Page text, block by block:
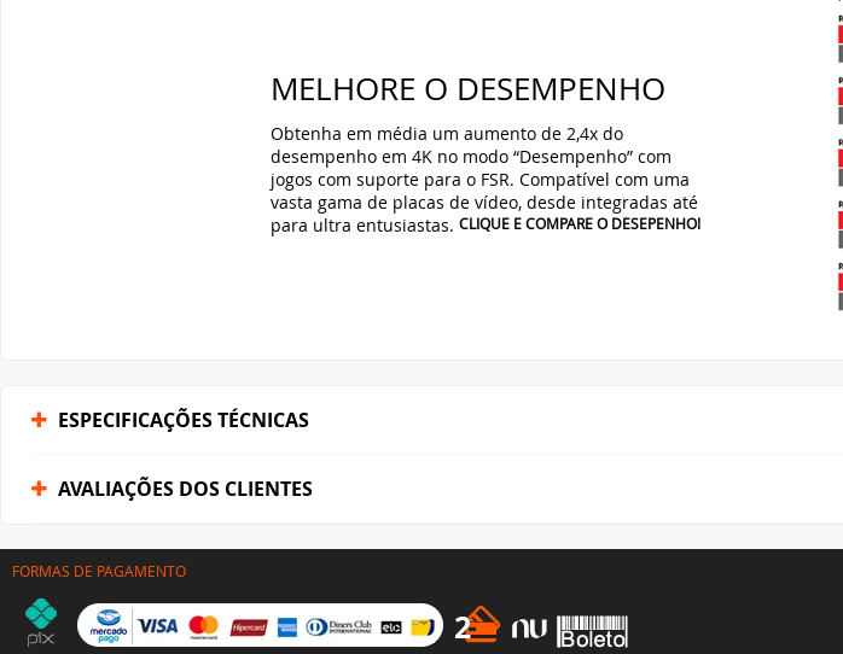
MELHORE O DESEMPENHO
Obtenha em média um aumento de 2,4x do
desempenho em 4K no modo “Desempenho” com
jogos com suporte para o FSR. Compatível com uma
vasta gama de placas de vídeo, desde integradas até
para ultra entusiastas.CLIQUE E COMPARE O DESEPENHO!
ESPECIFICAÇÕES TÉCNICAS
AVALIAÇÕES DOS CLIENTES
FORMAS DE PAGAMENTO